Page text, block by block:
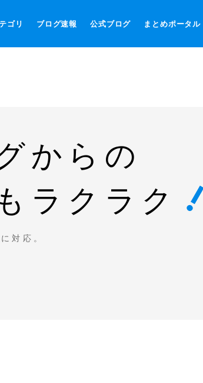
ゴリ ブログ速報 公式ブログ まとめポータル
からの
ラクラク
対応。